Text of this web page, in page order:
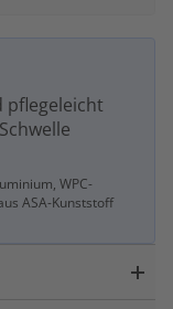
pflegeleicht
WPC-
ASA-Kunststoff